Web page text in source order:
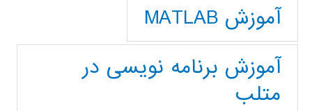
آموزش MATLAB
آموزش برنامه نویسی در
متلب